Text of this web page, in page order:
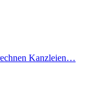
Kanzleien…